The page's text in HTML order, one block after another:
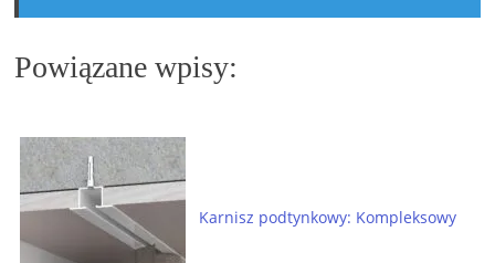
Powiązane wpisy:
Karnisz podtynkowy: Kompleksowy